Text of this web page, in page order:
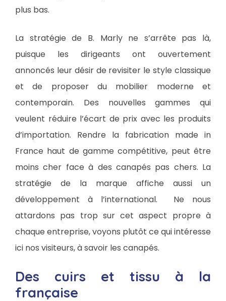
plus bas.
La stratégie de B. Marly ne s’arrête pas là,
puisque les dirigeants ont ouvertement
annoncés leur désir de revisiter le style classique
et de proposer du mobilier moderne et
contemporain. Des nouvelles gammes qui
veulent réduire l’écart de prix avec les produits
d’importation. Rendre la fabrication made in
France haut de gamme compétitive, peut être
moins cher face à des canapés pas chers. La
stratégie de la marque affiche aussi un
développement à l’international. Ne nous
attardons pas trop sur cet aspect propre à
chaque entreprise, voyons plutôt ce qui intéresse
ici nos visiteurs, à savoir les canapés.
Des cuirs et tissu à la
française